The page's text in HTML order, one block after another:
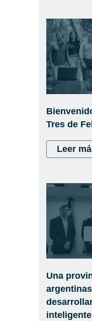
Tres de
Leer
Una